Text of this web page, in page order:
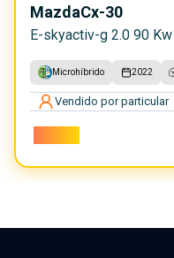
MazdaCx-30
E-skyactiv-g 2.0 90
Microhíbrido 2022
Vendido por particular